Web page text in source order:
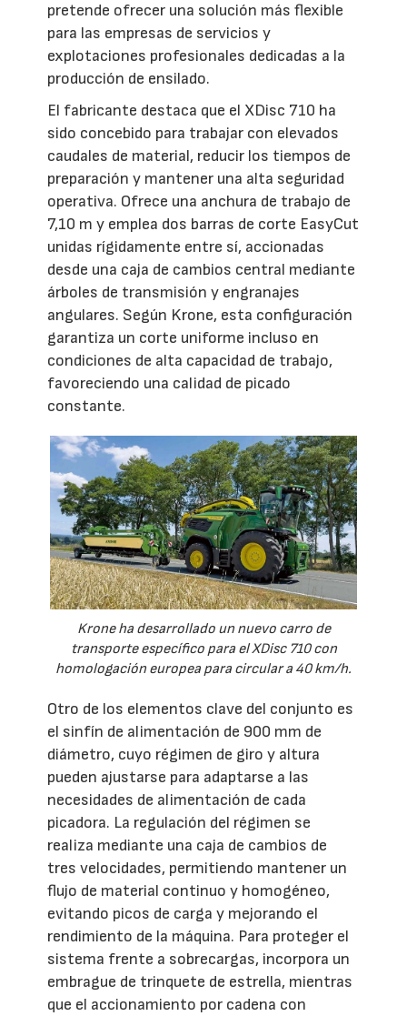
pretende ofrecer una solución más flexible
para las empresas de servicios y
explotaciones profesionales dedicadas a la
producción de ensilado.
El fabricante destaca que el XDisc 710 ha
sido concebido para trabajar con elevados
caudales de material, reducir los tiempos de
preparación y mantener una alta seguridad
operativa. Ofrece una anchura de trabajo de
7,10 m y emplea dos barras de corte EasyCut
unidas rígidamente entre sí, accionadas
desde una caja de cambios central mediante
árboles de transmisión y engranajes
angulares. Según Krone, esta configuración
garantiza un corte uniforme incluso en
condiciones de alta capacidad de trabajo,
favoreciendo una calidad de picado
constante.
Krone ha desarrollado un nuevo carro de
transporte específico para el XDisc 710 con
homologación europea para circular a 40 km/h.
Otro de los elementos clave del conjunto es
el sinfín de alimentación de 900 mm de
diámetro, cuyo régimen de giro y altura
pueden ajustarse para adaptarse a las
necesidades de alimentación de cada
picadora. La regulación del régimen se
realiza mediante una caja de cambios de
tres velocidades, permitiendo mantener un
flujo de material continuo y homogéneo,
evitando picos de carga y mejorando el
rendimiento de la máquina. Para proteger el
sistema frente a sobrecargas, incorpora un
embrague de trinquete de estrella, mientras
que el accionamiento por cadena con